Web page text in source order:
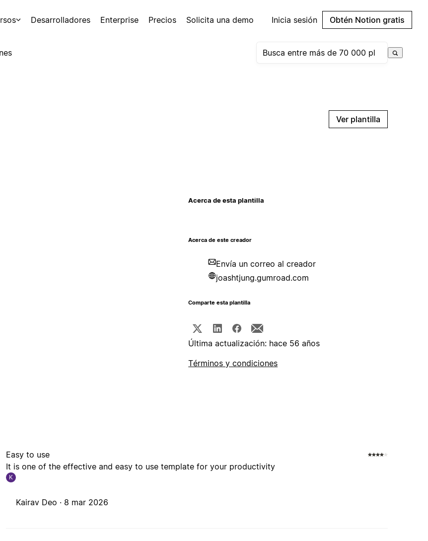
Desarrolladores Enterprise Precios Solicita una demo Inicia sesión Obtén Notion gratis
Ver plantilla
Acerca de esta plantilla
Acerca de este creador
Envía un correo al creador
joashtjung.gumroad.com
Comparte esta plantilla
Última actualización: hace 56 años
Términos y condiciones
Easy to use
It is one of the effective and easy to use template for your productivity
K
Kairav Deo · 8 mar 2026